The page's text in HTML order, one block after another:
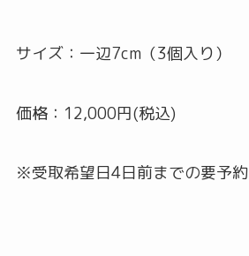
サイズ：一辺7cm（3個入り）
価格：12,000円(税込)
※受取希望日4日前までの要予約